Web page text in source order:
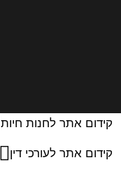
קידום אתר לחנות חיות
קידום אתר לעורכי דין